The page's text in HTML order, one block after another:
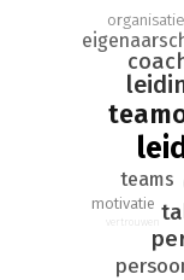
hand van de
Bergh en Ronald
bij controle, maar
maar bij mensen
Met praktische
reflectievragen aan
Want het goud
teams
motivatie
vertrouwen